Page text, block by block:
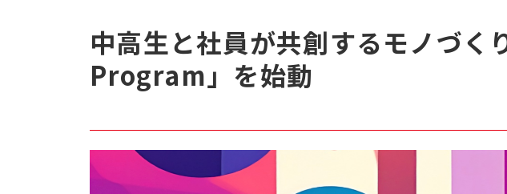
中高生と社員が共創するモノづ
Program」を始動